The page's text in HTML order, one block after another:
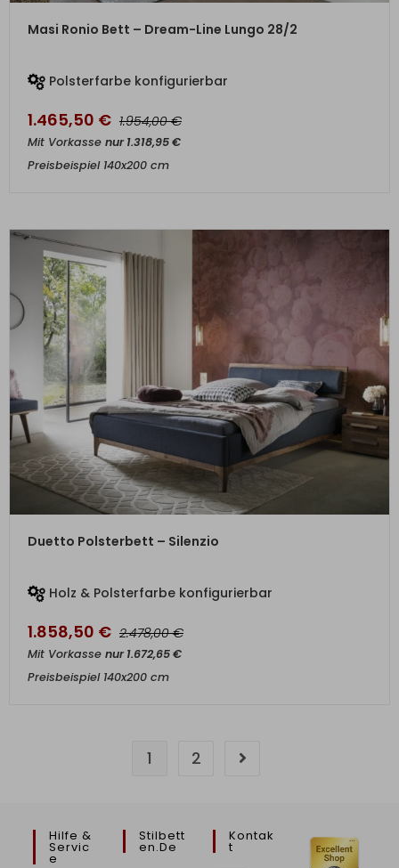
ZUM PRODUKT
Masi Ronio Bett – Dream-Line Lungo 28/2
Polsterfarbe konfigurierbar
1.465,50 € 1.954,00€
Mit Vorkasse nur1.318,95€
Preisbeispiel 140x200 cm
ZUM PRODUKT
Duetto Polsterbett – Silenzio
Holz & Polsterfarbe konfigurierbar
1.858,50 € 2.478,00€
Mit Vorkasse nur1.672,65€
Preisbeispiel 140x200 cm
1 2
Hilfe &
Servic
E
Stilbett
En.de
Kontak
T